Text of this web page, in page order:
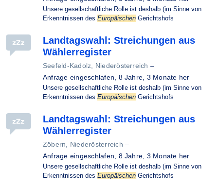
Unsere gesellschaftliche Rolle ist deshalb (im Sinne von
Erkenntnissen des Europäischen Gerichtshofs
Landtagswahl: Streichungen aus
Wählerregister
Seefeld-Kadolz, Niederösterreich –
Anfrage eingeschlafen, 8 Jahre, 3 Monate her
Unsere gesellschaftliche Rolle ist deshalb (im Sinne von
Erkenntnissen des Europäischen Gerichtshofs
Landtagswahl: Streichungen aus
Wählerregister
Zöbern, Niederösterreich –
Anfrage eingeschlafen, 8 Jahre, 3 Monate her
Unsere gesellschaftliche Rolle ist deshalb (im Sinne von
Erkenntnissen des Europäischen Gerichtshofs